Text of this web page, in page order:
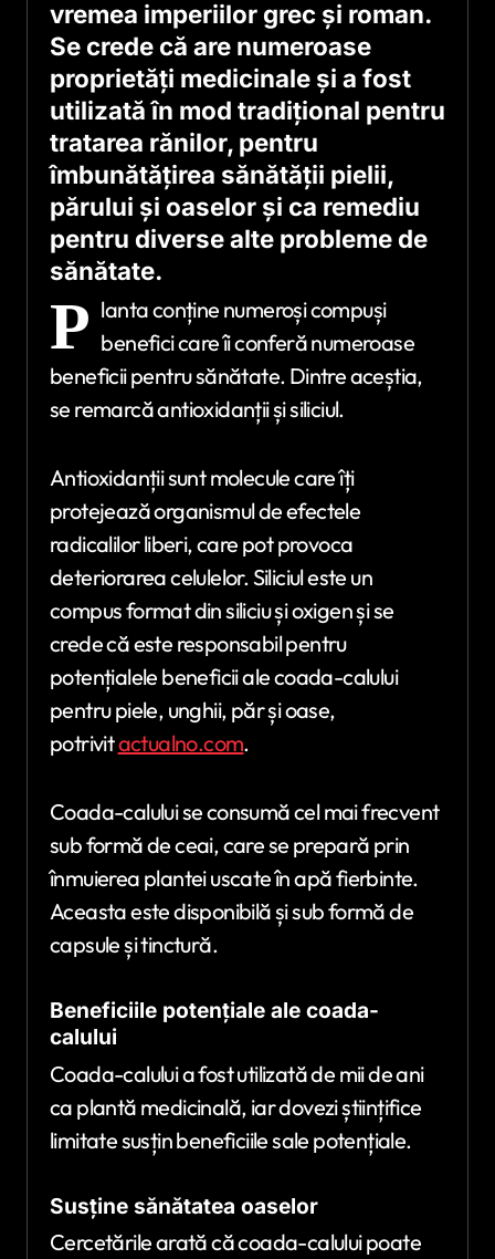
vremea imperiilor grec și roman.
Se crede că are numeroase
proprietăți medicinale și a fost
utilizată în mod tradițional pentru
tratarea rănilor, pentru
îmbunătățirea sănătății pielii,
părului și oaselor și ca remediu
pentru diverse alte probleme de
sănătate.
P lanta conține numeroși compuși
benefici care îi conferă numeroase
beneficii pentru sănătate. Dintre aceștia,
se remarcă antioxidanții și siliciul.
Antioxidanții sunt molecule care îți
protejează organismul de efectele
radicalilor liberi, care pot provoca
deteriorarea celulelor. Siliciul este un
compus format din siliciu și oxigen și se
crede că este responsabil pentru
potențialele beneficii ale coada-calului
pentru piele, unghii, păr și oase,
potrivitactualno.com.
Coada-calului se consumă cel mai frecvent
sub formă de ceai, care se prepară prin
înmuierea plantei uscate în apă fierbinte.
Aceasta este disponibilă și sub formă de
capsule și tinctură.
Beneficiile potențiale ale coada-
calului
Coada-calului a fost utilizată de mii de ani
ca plantă medicinală, iar dovezi științifice
limitate susțin beneficiile sale potențiale.
Susține sănătatea oaselor
Cercetările arată că coada-calului poate